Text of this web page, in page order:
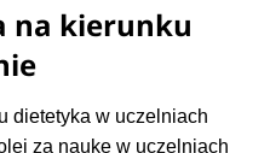
na kierunku
dietetyka w uczelniach
za naukę w uczelniach